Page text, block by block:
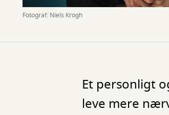
Fotograf: Niels Krogh
Et personligt
leve mere